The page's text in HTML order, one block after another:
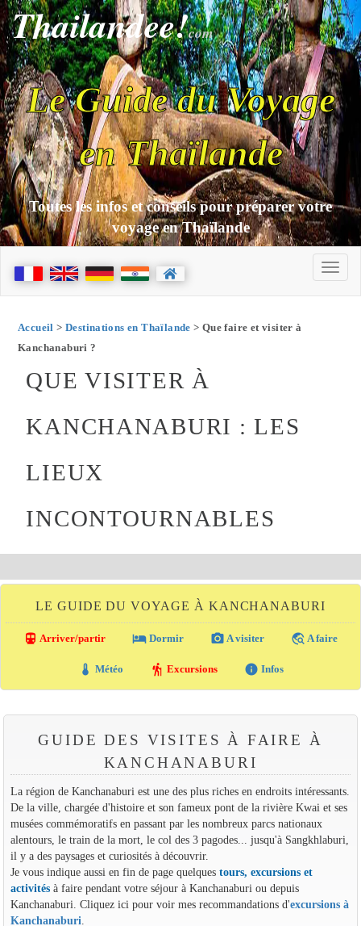
Thailandee!com
Le Guide du Voyage
en Thaïlande
Toutes les infos et conseils pour préparer votre
voyage en Thaïlande
Accueil > Destinations en Thaïlande > Que faire et visiter à
Kanchanaburi ?
QUE VISITER À
KANCHANABURI : LES
LIEUX
INCONTOURNABLES
LE GUIDE DU VOYAGE À KANCHANABURI
directions_transit Arriver/partir local_hotel Dormir photo_camera A visiter travel_explore A faire
thermostat Météo hiking Excursions info Infos
GUIDE DES VISITES À FAIRE À
KANCHANABURI
La région de Kanchanaburi est une des plus riches en endroits intéressants.
De la ville, chargée d'histoire et son fameux pont de la rivière Kwai et ses
musées commémoratifs en passant par les nombreux parcs nationaux
alentours, le train de la mort, le col des 3 pagodes... jusqu'à Sangkhlaburi,
il y a des paysages et curiosités à découvrir.
Je vous indique aussi en fin de page quelques tours, excursions et
activitésà faire pendant votre séjour à Kanchanaburi ou depuis
Kanchanaburi. Cliquez ici pour voir mes recommandations d'excursions à
Kanchanaburi